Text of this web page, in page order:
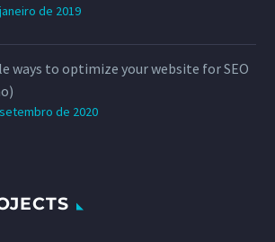
de 2019
ways to optimize your website for SEO
de 2020